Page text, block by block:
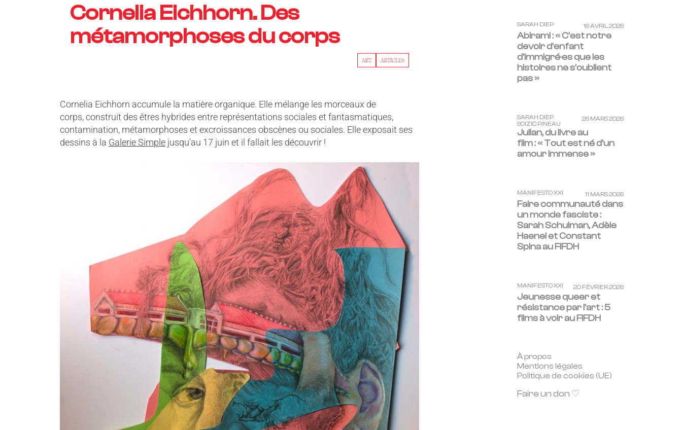
Cornelia Eichhorn. Des
métamorphoses du corps
ART ARTICLES
Cornelia Eichhorn accumule la matière organique. Elle mélange les morceaux de
corps, construit des êtres hybrides entre représentations sociales et fantasmatiques,
contamination, métamorphoses et excroissances obscènes ou sociales. Elle exposait ses
dessins à la Galerie Simple jusqu’au 17 juin et il fallait les découvrir !
SARAH DIEP 16 AVRIL 2026
Abirami : « C’est notre
devoir d’enfant
d’immigré·es que les
histoires ne s’oublient
pas »
SARAH DIEP
SOIZIC PINEAU
26 MARS 2026
Julian, du livre au
film : « Tout est né d’un
amour immense »
MANIFESTO XXI 11 MARS 2026
Faire communauté dans
un monde fasciste :
Sarah Schulman, Adèle
Haenel et Constant
Spina au FIFDH
MANIFESTO XXI 20 FÉVRIER 2026
Jeunesse queer et
résistance par l’art : 5
films à voir au FIFDH
À propos
Mentions légales
Politique de cookies (UE)
Faire un don ♡